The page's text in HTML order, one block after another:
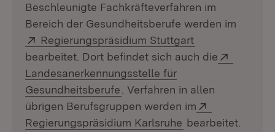
Beschleunigte Fachkräfteverfahren im
Bereich der Gesundheitsberufe werden im
Extern:
Regierungspräsidium Stuttgart
bearbeitet. Dort befindet sich auch die
Landesanerkennungsstelle für
Gesundheitsberufe (Öffnet in neuem Fenster)
. Verfahren in allen
übrigen Berufsgruppen werden im
Regierungspräsidium Karlsruhe (Öffnet in neuem
bearbeitet.